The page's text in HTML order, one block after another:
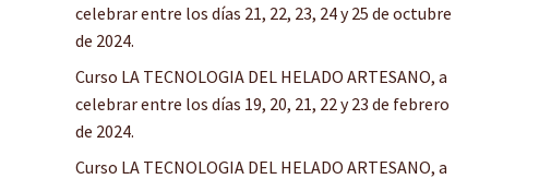
celebrar entre los días 21, 22, 23, 24 y 25 de octubre
de 2024.
Curso LA TECNOLOGIA DEL HELADO ARTESANO, a
celebrar entre los días 19, 20, 21, 22 y 23 de febrero
de 2024.
Curso LA TECNOLOGIA DEL HELADO ARTESANO, a